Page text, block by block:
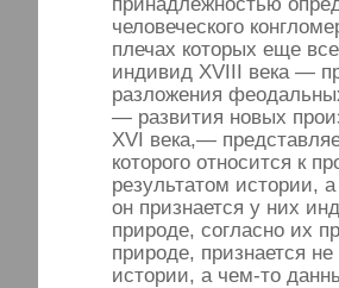
принадлежностью
человеческого
плечах которых еще
индивид XVIII века —
разложения
— развития новых
XVI века,—
которого относится к
результатом истории,
он признается у них
природе, согласно их
природе, признается
истории, а чем-то